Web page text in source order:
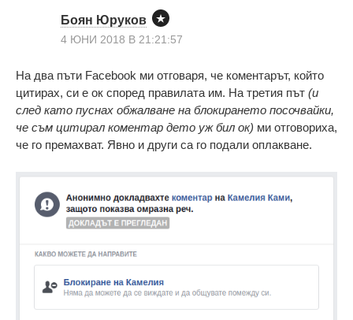
Боян Юруков
4 ЮНИ 2018 В 21:21:57
На два пъти Facebook ми отговаря, че коментарът, който
цитирах, си е ок според правилата им. На третия път (и
след като пуснах обжалване на блокирането посочвайки,
че съм цитирал коментар дето уж бил ок) ми отговориха,
че го премахват. Явно и други са го подали оплакване.